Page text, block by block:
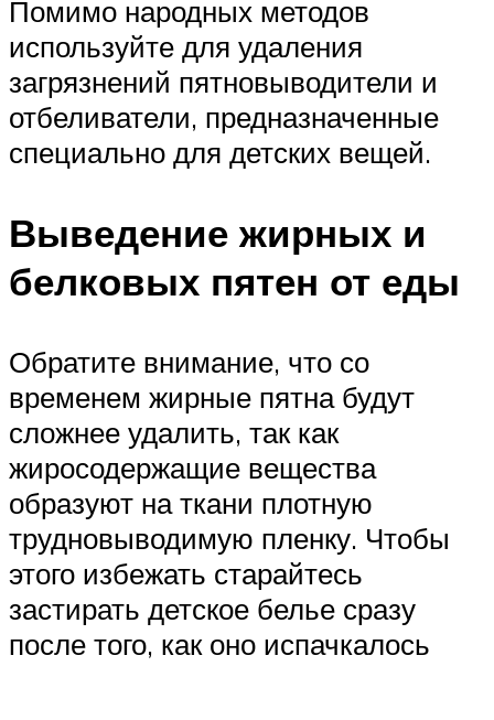
Помимо народных методов
используйте для удаления
загрязнений пятновыводители и
отбеливатели, предназначенные
специально для детских вещей.
Выведение жирных и
белковых пятен от еды
Обратите внимание, что со
временем жирные пятна будут
сложнее удалить, так как
жиросодержащие вещества
образуют на ткани плотную
трудновыводимую пленку. Чтобы
этого избежать старайтесь
застирать детское белье сразу
после того, как оно испачкалось